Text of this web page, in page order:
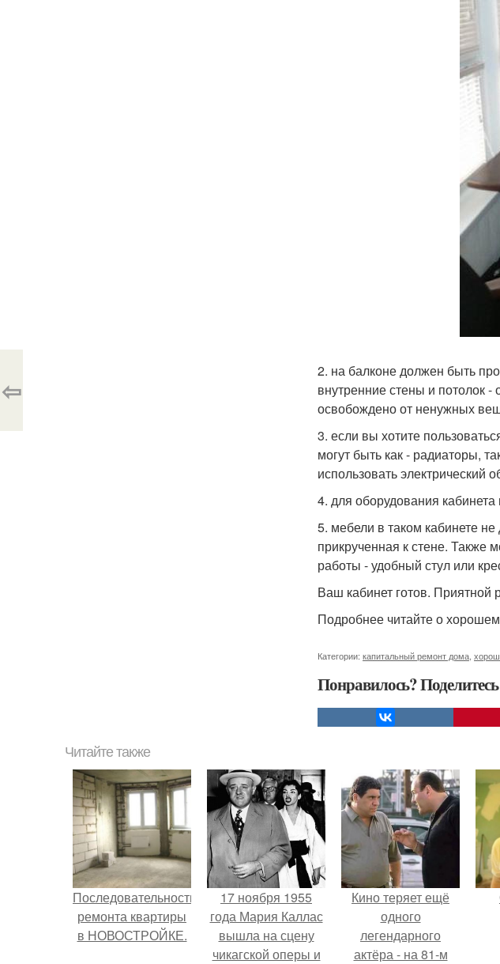
2. на балконе должен быть
внутренние стены и потолок
освобождено от ненужных
3. если вы хотите
могут быть как - радиаторы,
использовать электрический
4. для оборудования
5. мебели в таком кабинете
прикрученная к стене. Также
работы - удобный стул или
Ваш кабинет готов. Приятной
Подробнее читайте о
Категории: капитальный ремонт дома
Понравилось?
⇦
Читайте также
Последовательность
ремонта квартиры
в НОВОСТРОЙКЕ.
17 ноября 1955
года Мария Каллас
вышла на сцену
чикагской оперы и
Кино теряет ещё
одного
легендарного
актёра - на 81-м